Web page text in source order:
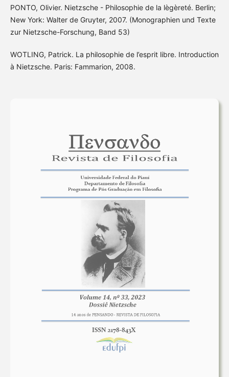
PONTO, Olivier. Nietzsche - Philosophie de la lègèreté. Berlin;
New York: Walter de Gruyter, 2007. (Monographien und Texte
zur Nietzsche-Forschung, Band 53)
WOTLING, Patrick. La philosophie de l’esprit libre. Introduction
à Nietzsche. Paris: Fammarion, 2008.